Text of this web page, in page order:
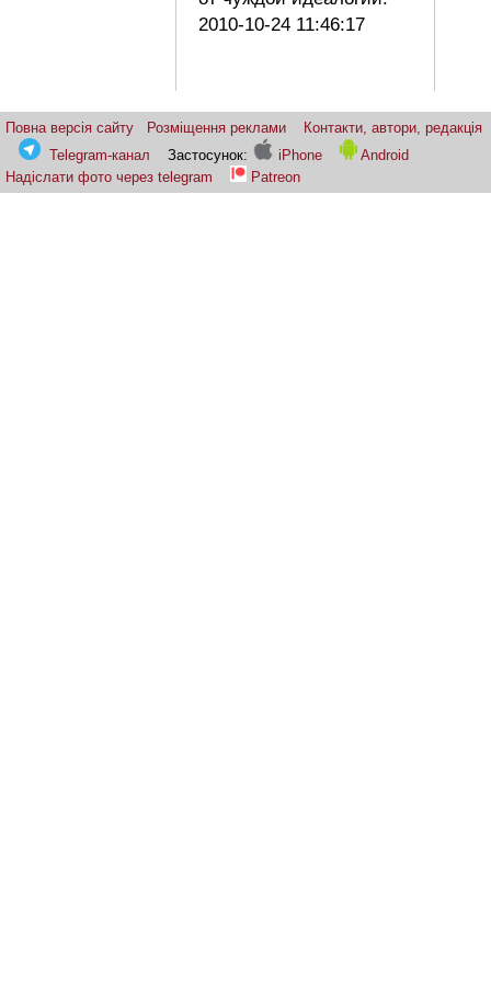
2010-10-24 11:46:17
Повна версія сайту Розміщення реклами
Контакти, автори, редакція
Telegram-канал
Застосунок: iPhone
Android
Надіслати фото через telegram
Patreon